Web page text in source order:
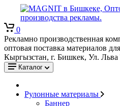
0
Рекламно производственная
оптовая поставка материалов
Кыргызстан, г. Бишкек, Ул. Льва
Каталог
Рулонные материалы
Баннер